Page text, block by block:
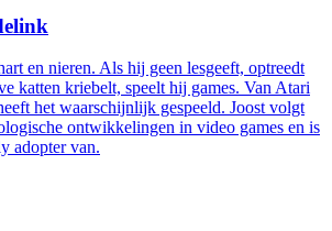
en nieren. Als hij geen lesgeeft, optreedt
katten kriebelt, speelt hij games. Van Atari
het waarschijnlijk gespeeld. Joost volgt
ontwikkelingen in video games en is
adopter van.